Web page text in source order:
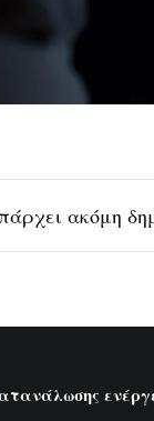
ακόμη